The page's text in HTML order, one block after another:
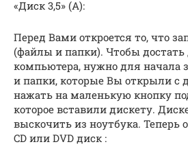
«Диск 3,5» (А):
Перед Вами откроется то, что
(файлы и папки). Чтобы достать
компьютера, нужно для начала
и папки, которые Вы открыли с
нажать на маленькую кнопку
которое вставили дискету.
выскочить из ноутбука. Теперь
CD или DVD диск :